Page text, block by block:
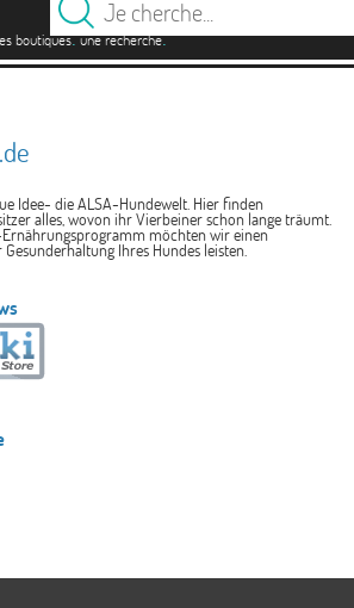
boutiques.une recherche.
Idee- die ALSA-Hundewelt. Hier finden
alles, wovon ihr Vierbeiner schon lange träumt.
möchten wir einen
Ihres Hundes leisten.